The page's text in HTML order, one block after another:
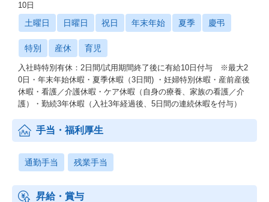
10日
土曜日 日曜日 祝日 年末年始 夏季 慶弔
特別 産休 育児
入社時特別有休：2日間/試用期間終了後に有給10日付与 ※最大2
0日・年末年始休暇・夏季休暇（3日間) ・妊婦特別休暇・産前産後
休暇・看護／介護休暇・ケア休暇（自身の療養、家族の看護／介
護）・勤続3年休暇（入社3年経過後、5日間の連続休暇を付与）
手当・福利厚生
通勤手当 残業手当
昇給・賞与